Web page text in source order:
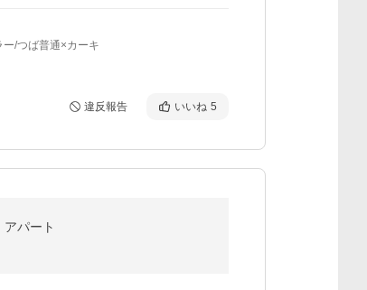
/つば普通×カーキ
違反報告 いいね 5
パート